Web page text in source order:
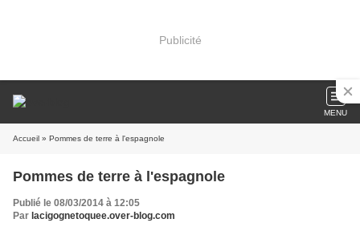
Publicité
MENU
Accueil » Pommes de terre à l'espagnole
Pommes de terre à l'espagnole
Publié le 08/03/2014 à 12:05
Par lacigognetoquee.over-blog.com